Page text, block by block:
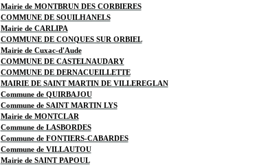
Mairie de MONTBRUN DES CORBIERES
COMMUNE DE SOUILHANELS
Mairie de CARLIPA
COMMUNE DE CONQUES SUR ORBIEL
Mairie de Cuxac-d'Aude
COMMUNE DE CASTELNAUDARY
COMMUNE DE DERNACUEILLETTE
MAIRIE DE SAINT MARTIN DE VILLEREGLAN
Commune de QUIRBAJOU
Commune de SAINT MARTIN LYS
Mairie de MONTCLAR
Commune de LASBORDES
Commune de FONTIERS-CABARDES
Commune de VILLAUTOU
Mairie de SAINT PAPOUL